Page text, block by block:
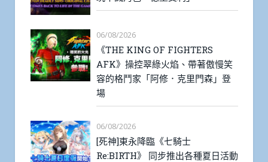
06/08/2026
《THE KING OF FIGHTERS
AFK》操控翠綠火焰、帶著傲慢笑
容的格鬥家「阿修．克里門森」登
場
06/08/2026
[死神]東永降臨《七騎士
Re:BIRTH》 同步推出各種夏日活動